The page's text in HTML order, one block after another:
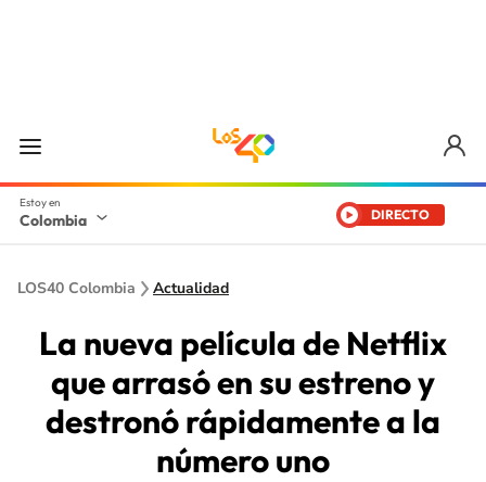
Colombia DIRECTO
LOS40 Colombia Actualidad
La nueva película de Netflix
que arrasó en su estreno y
destronó rápidamente a la
número uno